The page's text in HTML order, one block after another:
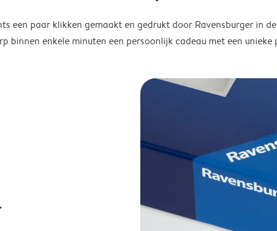
een paar klikken gemaakt en gedrukt door Ravensburger in
binnen enkele minuten een persoonlijk cadeau met een unieke